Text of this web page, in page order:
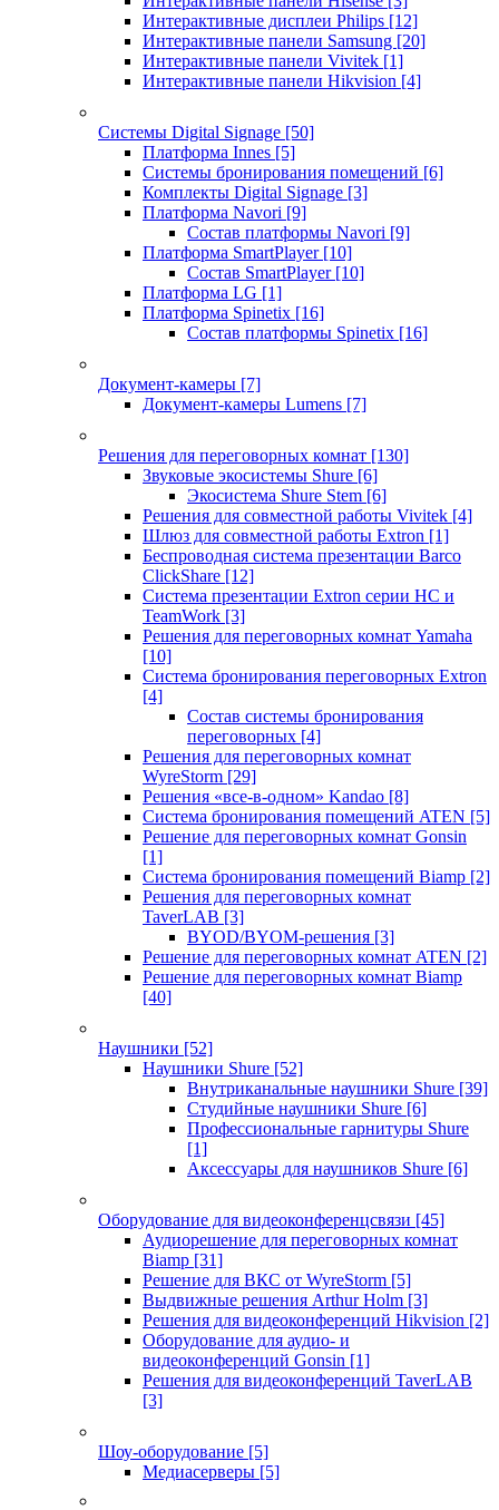
Интерактивные дисплеи Philips [12]
Интерактивные панели Samsung [20]
Интерактивные панели Vivitek [1]
Интерактивные панели Hikvision [4]
Системы Digital Signage [50]
Платформа Innes [5]
Системы бронирования помещений [6]
Комплекты Digital Signage [3]
Платформа Navori [9]
Состав платформы Navori [9]
Платформа SmartPlayer [10]
Состав SmartPlayer [10]
Платформа LG [1]
Платформа Spinetix [16]
Состав платформы Spinetix [16]
Документ-камеры [7]
Документ-камеры Lumens [7]
Решения для переговорных комнат [130]
Звуковые экосистемы Shure [6]
Экосистема Shure Stem [6]
Решения для совместной работы Vivitek [4]
Шлюз для совместной работы Extron [1]
Беспроводная система презентации Barco
ClickShare [12]
Система презентации Extron серии HC и
TeamWork [3]
Решения для переговорных комнат Yamaha
[10]
Система бронирования переговорных Extron
[4]
Состав системы бронирования
переговорных [4]
Решения для переговорных комнат
WyreStorm [29]
Решения «все-в-одном» Kandao [8]
Система бронирования помещений ATEN [5]
Решение для переговорных комнат Gonsin
[1]
Система бронирования помещений Biamp [2]
Решения для переговорных комнат
TaverLAB [3]
BYOD/BYOM-решения [3]
Решение для переговорных комнат ATEN [2]
Решение для переговорных комнат Biamp
[40]
Наушники [52]
Наушники Shure [52]
Внутриканальные наушники Shure [39]
Студийные наушники Shure [6]
Профессиональные гарнитуры Shure
[1]
Аксессуары для наушников Shure [6]
Оборудование для видеоконференцсвязи [45]
Аудиорешение для переговорных комнат
Biamp [31]
Решение для ВКС от WyreStorm [5]
Выдвижные решения Arthur Holm [3]
Решения для видеоконференций Hikvision [2]
Оборудование для аудио- и
видеоконференций Gonsin [1]
Решения для видеоконференций TaverLAB
[3]
Шоу-оборудование [5]
Медиасерверы [5]